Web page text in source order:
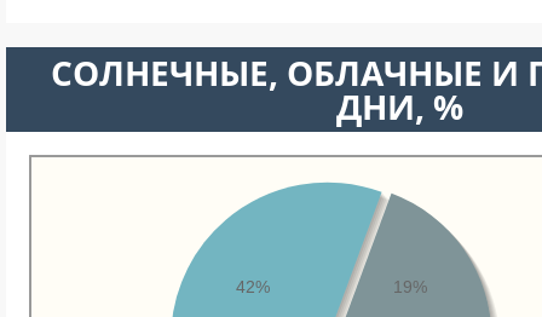
CОЛНЕЧНЫЕ, ОБЛАЧНЫЕ И
ДНИ, %
42% 19%